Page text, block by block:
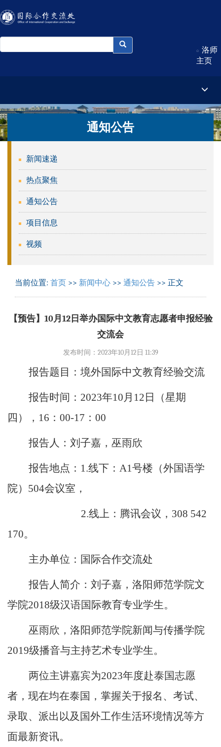
洛师
主页
通知公告
新闻速递
热点聚焦
通知公告
项目信息
视频
当前位置: 首页 >> 新闻中心 >> 通知公告 >> 正文
【预告】10月12日举办国际中文教育志愿者申报经验
交流会
发布时间：2023年10月12日 11:39
报告题目： 境外国际中文教育经验交流
报告时间： 2023年10月 12 日（星期
四）， 16 ： 00-17 ： 00
报告人： 刘子嘉，巫雨欣
报告地点： 1.线下： A1号楼（外国语学
院） 504会议室，
2.线上：腾讯会议， 308 542
170。
主办单位： 国际合作交流处
报告人简介： 刘子嘉，洛阳师范学院文
学院2018级汉语国际教育专业学生。
巫雨欣，洛阳师范学院新闻与传播学院
2019级播音与主持艺术专业学生。
两位主讲嘉宾为2023年度赴泰国志愿
者，现在均在泰国，掌握关于报名、考试、
录取、派出以及国外工作生活环境情况等方
面最新资讯。